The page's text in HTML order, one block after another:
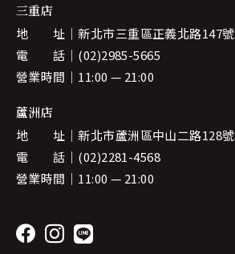
三重店
地 址
新北市三重區正義北路147號
電 話
(02)2985-5665
營業時間
11:00 — 21:00
蘆洲店
地 址
新北市蘆洲區中山二路128號
電 話
(02)2281-4568
營業時間
11:00 — 21:00